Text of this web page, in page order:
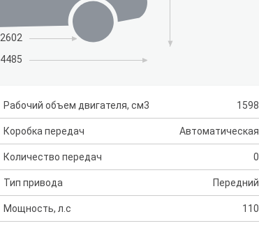
2602
4485
Рабочий объем двигателя, см3 1598
Коробка передач Автоматическая
Количество передач 0
Тип привода Передний
Мощность, л.с 110